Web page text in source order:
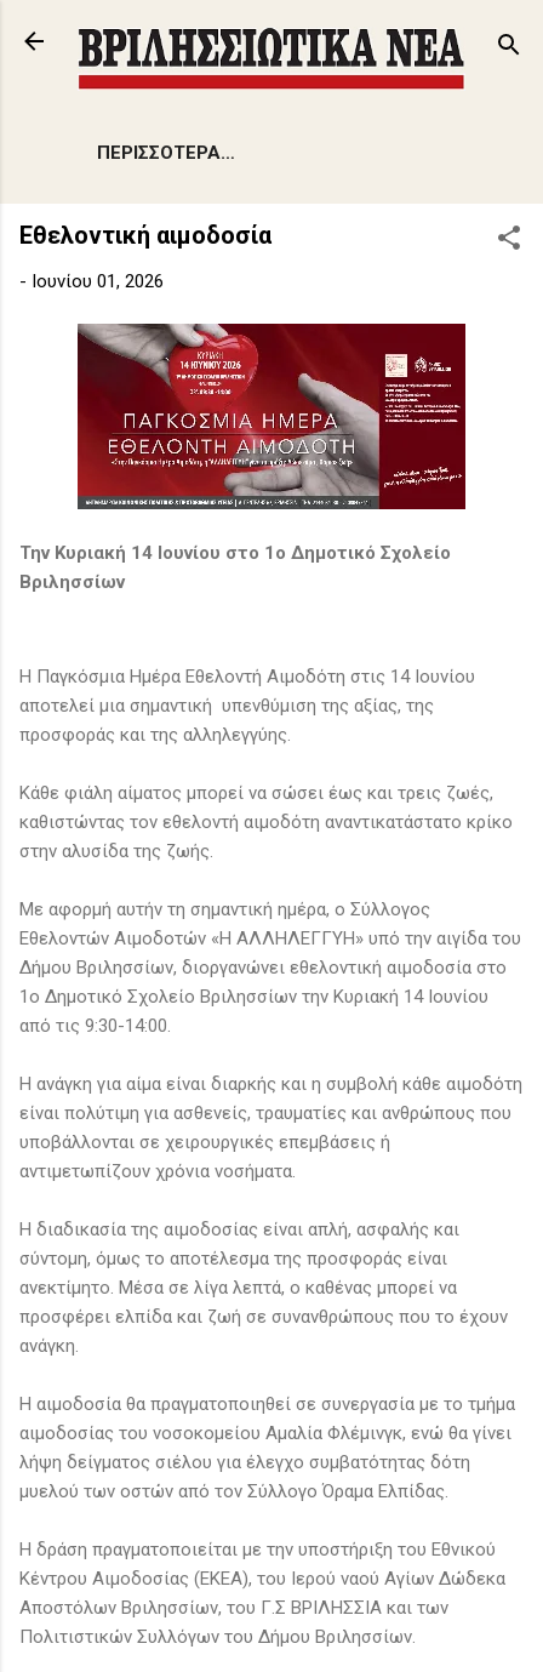
Μετάβαση στο κύριο περιεχόμενο
ΠΕΡΙΣΣΌΤΕΡΑ…
Εθελοντική αιμοδοσία
- Ιουνίου 01, 2026
Την Κυριακή 14 Ιουνίου στο 1ο Δημοτικό Σχολείο
Βριλησσίων
Η Παγκόσμια Ημέρα Εθελοντή Αιμοδότη στις 14 Ιουνίου
αποτελεί μια σημαντική υπενθύμιση της αξίας, της
προσφοράς και της αλληλεγγύης.
Κάθε φιάλη αίματος μπορεί να σώσει έως και τρεις ζωές,
καθιστώντας τον εθελοντή αιμοδότη αναντικατάστατο κρίκο
στην αλυσίδα της ζωής.
Με αφορμή αυτήν τη σημαντική ημέρα, ο Σύλλογος
Εθελοντών Αιμοδοτών «Η ΑΛΛΗΛΕΓΓΥΗ» υπό την αιγίδα του
Δήμου Βριλησσίων, διοργανώνει εθελοντική αιμοδοσία στο
1ο Δημοτικό Σχολείο Βριλησσίων την Κυριακή 14 Ιουνίου
από τις 9:30-14:00.
Η ανάγκη για αίμα είναι διαρκής και η συμβολή κάθε αιμοδότη
είναι πολύτιμη για ασθενείς, τραυματίες και ανθρώπους που
υποβάλλονται σε χειρουργικές επεμβάσεις ή
αντιμετωπίζουν χρόνια νοσήματα.
Η διαδικασία της αιμοδοσίας είναι απλή, ασφαλής και
σύντομη, όμως το αποτέλεσμα της προσφοράς είναι
ανεκτίμητο. Μέσα σε λίγα λεπτά, ο καθένας μπορεί να
προσφέρει ελπίδα και ζωή σε συνανθρώπους που το έχουν
ανάγκη.
Η αιμοδοσία θα πραγματοποιηθεί σε συνεργασία με το τμήμα
αιμοδοσίας του νοσοκομείου Αμαλία Φλέμινγκ, ενώ θα γίνει
λήψη δείγματος σιέλου για έλεγχο συμβατότητας δότη
μυελού των οστών από τον Σύλλογο Όραμα Ελπίδας.
Η δράση πραγματοποιείται με την υποστήριξη του Εθνικού
Κέντρου Αιμοδοσίας (ΕΚΕΑ), του Ιερού ναού Αγίων Δώδεκα
Αποστόλων Βριλησσίων, του Γ.Σ ΒΡΙΛΗΣΣΙΑ και των
Πολιτιστικών Συλλόγων του Δήμου Βριλησσίων.